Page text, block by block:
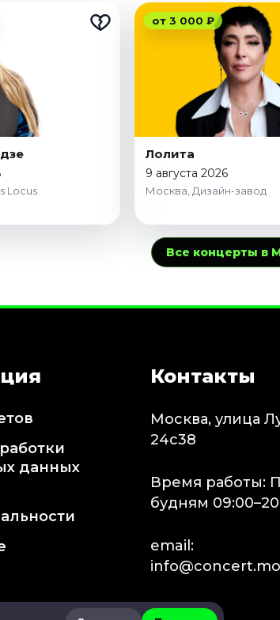
Locus
от 3 000 ₽
Лолита
9 августа 2026
Москва, Дизайн-завод
Все концерты в
данных
Контакты
Москва, улица
24с38
Время работы:
будням
email: